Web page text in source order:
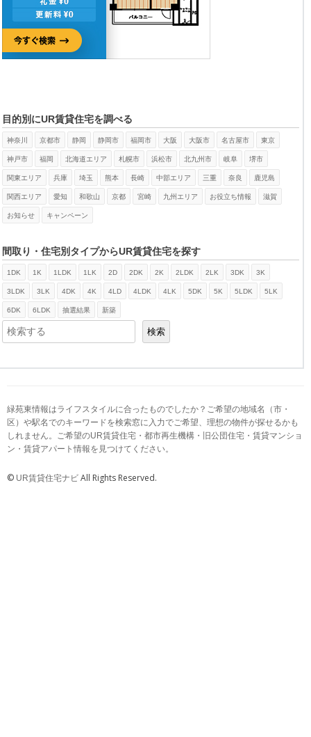
目的別にUR賃貸住宅を調べる
神奈川 京都市 静岡 静岡市 福岡市 大阪 大阪市 名古屋市 東京
神戸市 福岡 北海道エリア 札幌市 浜松市 北九州市 岐阜 堺市
関東エリア 兵庫 埼玉 熊本 長崎 中部エリア 三重 奈良 鹿児島
関西エリア 愛知 和歌山 京都 宮崎 九州エリア お役立ち情報 滋賀
お知らせ キャンペーン
間取り・住宅別タイプからUR賃貸住宅を探す
1DK 1K 1LDK 1LK 2D 2DK 2K 2LDK 2LK 3DK 3K
3LDK 3LK 4DK 4K 4LD 4LDK 4LK 5DK 5K 5LDK 5LK
6DK 6LDK 抽選結果 新築
検索
検索
緑苑東情報はライフスタイルに合ったものでしたか？ご希望の地域名（市・
区）や駅名でのキーワードを検索窓に入力でご希望、理想の物件が探せるかも
しれません。ご希望のUR賃貸住宅・都市再生機構・旧公団住宅・賃貸マンショ
ン・賃貸アパート情報を見つけてください。
© UR賃貸住宅ナビ All Rights Reserved.